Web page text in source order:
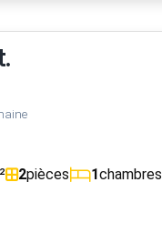
2pièces 1chambres